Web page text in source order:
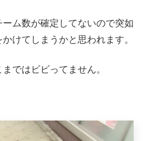
ム数が確定してないので突如
けてしまうかと思われます。
ではビビってません。